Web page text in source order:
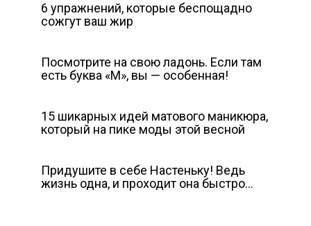
6 упражнений, которые беспощадно
сожгут ваш жир
Посмотрите на свою ладонь. Если там
есть буква «М», вы — особенная!
15 шикарных идей матового маникюра,
который на пике моды этой весной
Придушите в себе Настеньку! Ведь
жизнь одна, и проходит она быстро…